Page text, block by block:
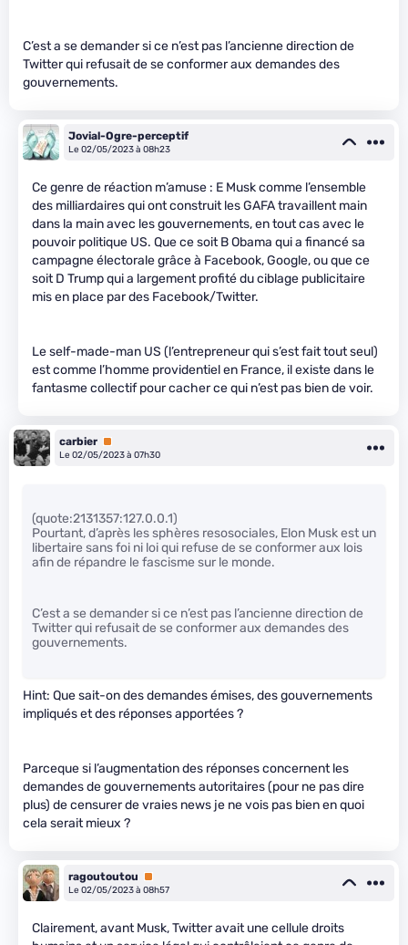
C’est a se demander si ce n’est pas l’ancienne direction de
Twitter qui refusait de se conformer aux demandes des
gouvernements.
Jovial-Ogre-perceptif
Le 02/05/2023 à 08h23
Ce genre de réaction m’amuse : E Musk comme l’ensemble
des milliardaires qui ont construit les GAFA travaillent main
dans la main avec les gouvernements, en tout cas avec le
pouvoir politique US. Que ce soit B Obama qui a financé sa
campagne électorale grâce à Facebook, Google, ou que ce
soit D Trump qui a largement profité du ciblage publicitaire
mis en place par des Facebook/Twitter.
Le self-made-man US (l’entrepreneur qui s’est fait tout seul)
est comme l’homme providentiel en France, il existe dans le
fantasme collectif pour cacher ce qui n’est pas bien de voir.
carbier Premium
Le 02/05/2023 à 07h30
(quote:2131357:127.0.0.1)
Pourtant, d’après les sphères resosociales, Elon Musk est un
libertaire sans foi ni loi qui refuse de se conformer aux lois
afin de répandre le fascisme sur le monde.
C’est a se demander si ce n’est pas l’ancienne direction de
Twitter qui refusait de se conformer aux demandes des
gouvernements.
Hint: Que sait-on des demandes émises, des gouvernements
impliqués et des réponses apportées ?
Parceque si l’augmentation des réponses concernent les
demandes de gouvernements autoritaires (pour ne pas dire
plus) de censurer de vraies news je ne vois pas bien en quoi
cela serait mieux ?
ragoutoutou
Premium
Le 02/05/2023 à 08h57
Clairement, avant Musk, Twitter avait une cellule droits